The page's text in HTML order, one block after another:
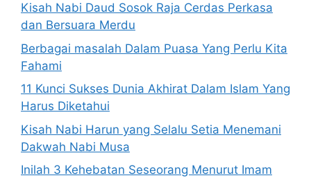
Kisah Nabi Daud Sosok Raja Cerdas Perkasa
dan Bersuara Merdu
Berbagai masalah Dalam Puasa Yang Perlu Kita
Fahami
11 Kunci Sukses Dunia Akhirat Dalam Islam Yang
Harus Diketahui
Kisah Nabi Harun yang Selalu Setia Menemani
Dakwah Nabi Musa
Inilah 3 Kehebatan Seseorang Menurut Imam